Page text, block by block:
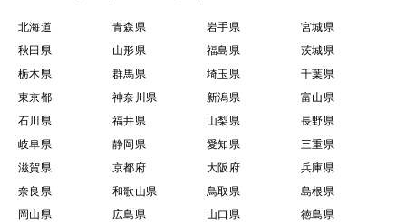
北海道 青森県 岩手県
宮城県
秋田県
山形県 福島県
茨城県
栃木県
群馬県 埼玉県
千葉県
東京都
神奈川県 新潟県
富山県
石川県
福井県 山梨県
長野県
岐阜県
静岡県 愛知県
三重県
滋賀県
京都府 大阪府
兵庫県
奈良県
和歌山県 鳥取県
島根県
岡山県
広島県 山口県
徳島県